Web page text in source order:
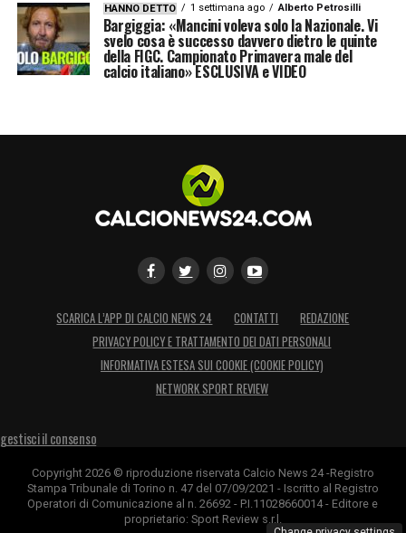
HANNO DETTO 1 settimana ago Alberto Petrosilli
Bargiggia: «Mancini voleva solo la Nazionale. Vi
svelo cosa è successo davvero dietro le quinte
della FIGC. Campionato Primavera male del
calcio italiano» ESCLUSIVA e VIDEO
SCARICA L’APP DI CALCIO NEWS 24 CONTATTI
REDAZIONE
PRIVACY POLICY E TRATTAMENTO DEI DATI PERSONALI
INFORMATIVA ESTESA SUI COOKIE (COOKIE POLICY)
NETWORK SPORT REVIEW
gestisci il consenso
Copyright 2026 © riproduzione riservata Calcio News 24 -Registro
Stampa Tribunale di Torino n. 47 del 07/09/2021 - Iscritto al Registro
Operatori di Comunicazione al n. 26692 - P.I.11028660014 - Editore e
proprietario: Sport Review s.r.l.